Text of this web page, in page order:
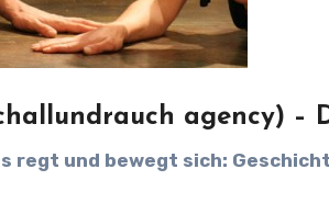
agency) –
regt und bewegt sich: